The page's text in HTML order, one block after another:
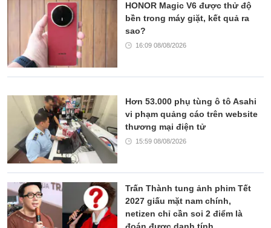
HONOR Magic V6 được thử độ
bền trong máy giặt, kết quả ra
sao?
16:09 08/08/2026
Hơn 53.000 phụ tùng ô tô Asahi
vi phạm quảng cáo trên website
thương mại điện tử
15:59 08/08/2026
Trấn Thành tung ảnh phim Tết
2027 giấu mặt nam chính,
netizen chỉ cần soi 2 điểm là